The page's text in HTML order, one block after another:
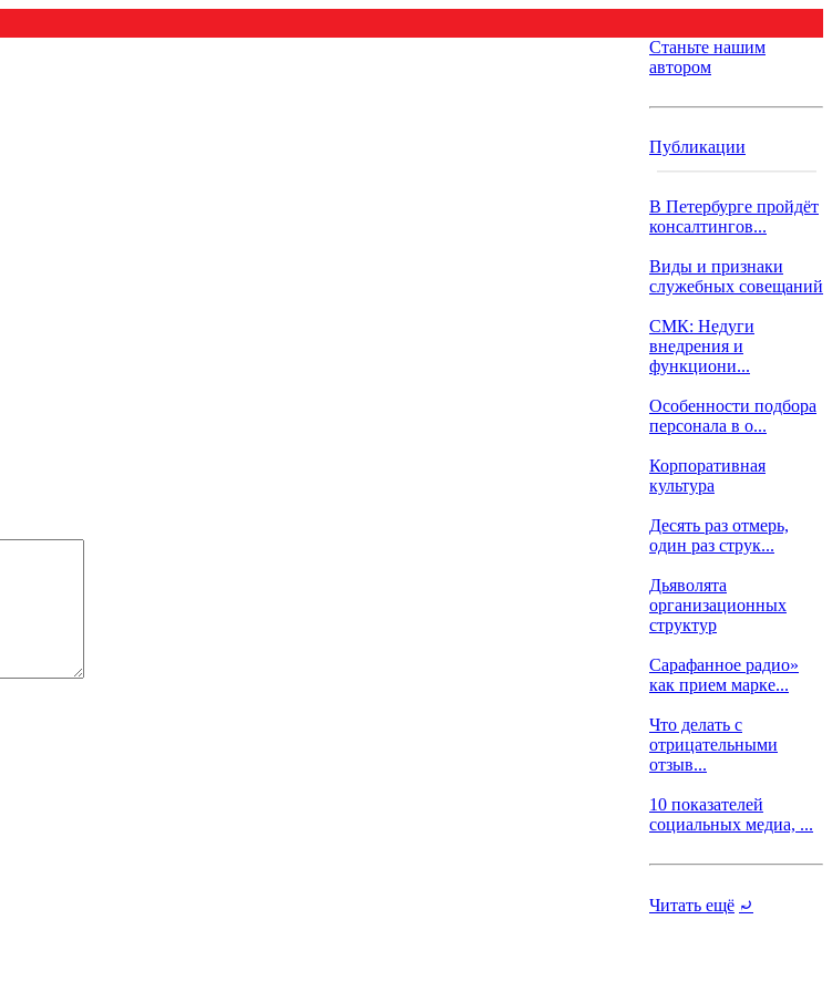
Станьте нашим
автором
Публикации
В Петербурге пройдёт
консалтингов...
Виды и признаки
служебных совещаний
СМК: Недуги
внедрения и
функциони...
Особенности подбора
персонала в о...
Корпоративная
культура
Десять раз отмерь,
один раз струк...
Дьяволята
организационных
структур
Сарафанное радио»
как прием марке...
Что делать с
отрицательными
отзыв...
10 показателей
социальных медиа, ...
Читать ещё ⤾